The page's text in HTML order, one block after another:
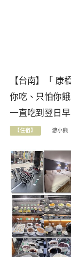
【台南】「 康
你吃、只怕你
一直吃到翌日早
【住宿】 游小熊